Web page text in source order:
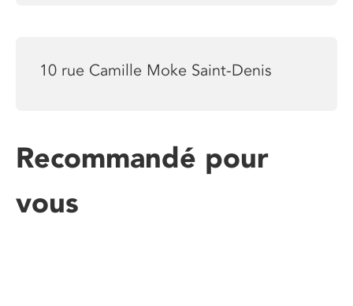
10 rue Camille Moke Saint-Denis
Recommandé pour
vous